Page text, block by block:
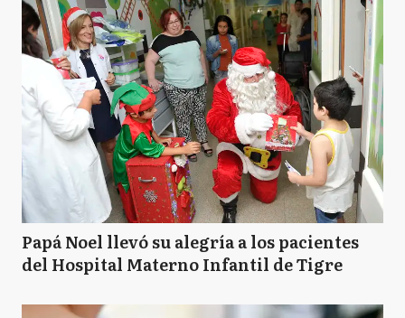
Papá Noel llevó su alegría a los pacientes
del Hospital Materno Infantil de Tigre